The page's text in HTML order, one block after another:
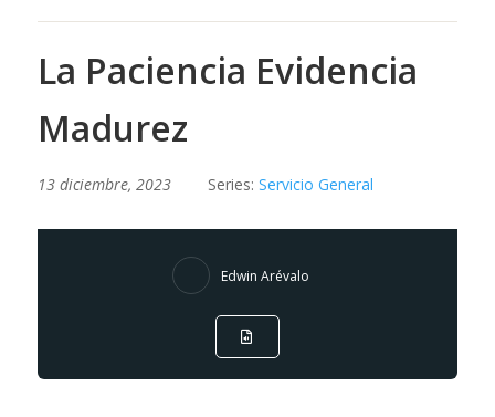
La Paciencia Evidencia
Madurez
13 diciembre, 2023 Series: Servicio General
Edwin Arévalo